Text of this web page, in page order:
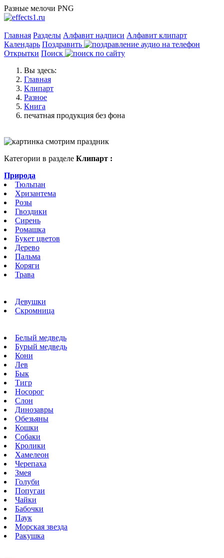
Разные мелочи PNG
Главная Разделы Алфавит надписи Алфавит клипарт
Календарь Поздравить
Открытки Поиск
Вы здесь:
Главная
Клипарт
Разное
Книга
печатная продукция без фона
Категории в разделе Клипарт :
Природа
Тюльпан
Хризантема
Розы
Гвоздики
Сирень
Ромашка
Букет цветов
Дерево
Пальма
Коряги
Трава
Девушки
Скромница
Белый медведь
Бурый медведь
Кони
Лев
Бык
Тигр
Носорог
Слон
Динозавры
Обезьяны
Кошки
Собаки
Кролики
Хамелеон
Черепаха
Змея
Голуби
Попугаи
Чайки
Бабочки
Паук
Морская звезда
Ракушка